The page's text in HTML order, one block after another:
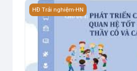
Hình ảnh khóa học Chủ đề 3:
HĐ Trải nghiệm-HN